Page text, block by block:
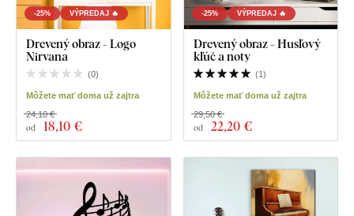
-25% VÝPREDAJ 🔥
Drevený obraz - Logo
Nirvana
(0)
Môžete mať doma už zajtra
od 18,10 €
24,10 €
-25% VÝPREDAJ 🔥
Drevený obraz - Husľový
kľúč a noty
(1)
Môžete mať doma už zajtra
od 22,20 €
29,50 €